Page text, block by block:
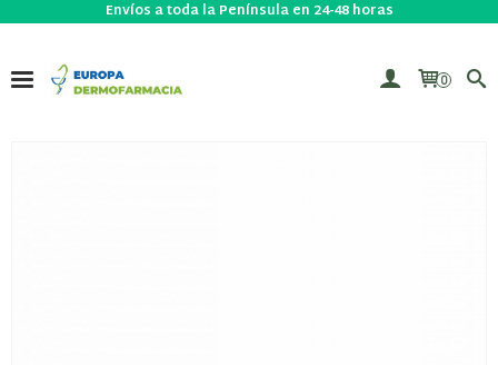
Envíos a toda la Península en 24-48 horas
0